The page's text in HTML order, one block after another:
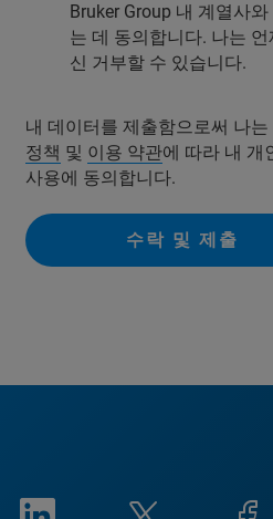
Bruker Group 내 계열사
는 데 동의합니다. 나는
신 거부할 수 있습니다.
내 데이터를 제출함으로써 나는
정책 및 이용 약관에 따라 내 개
사용에 동의합니다.
수락 및 제출